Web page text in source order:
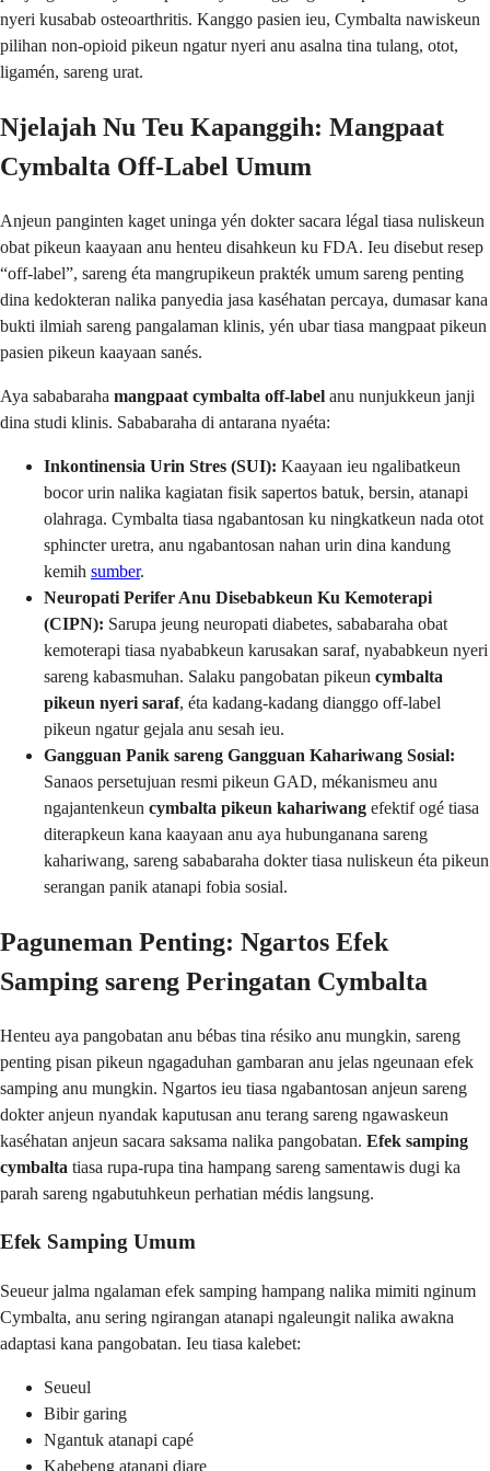
nyeri kusabab osteoarthritis. Kanggo pasien ieu, Cymbalta nawiskeun
pilihan non-opioid pikeun ngatur nyeri anu asalna tina tulang, otot,
ligamén, sareng urat.
Njelajah Nu Teu Kapanggih: Mangpaat
Cymbalta Off-Label Umum
Anjeun panginten kaget uninga yén dokter sacara légal tiasa nuliskeun
obat pikeun kaayaan anu henteu disahkeun ku FDA. Ieu disebut resep
“off-label”, sareng éta mangrupikeun prakték umum sareng penting
dina kedokteran nalika panyedia jasa kaséhatan percaya, dumasar kana
bukti ilmiah sareng pangalaman klinis, yén ubar tiasa mangpaat pikeun
pasien pikeun kaayaan sanés.
Aya sababaraha mangpaat cymbalta off-label anu nunjukkeun janji
dina studi klinis. Sababaraha di antarana nyaéta:
Inkontinensia Urin Stres (SUI): Kaayaan ieu ngalibatkeun
bocor urin nalika kagiatan fisik sapertos batuk, bersin, atanapi
olahraga. Cymbalta tiasa ngabantosan ku ningkatkeun nada otot
sphincter uretra, anu ngabantosan nahan urin dina kandung
kemih sumber.
Neuropati Perifer Anu Disebabkeun Ku Kemoterapi
(CIPN): Sarupa jeung neuropati diabetes, sababaraha obat
kemoterapi tiasa nyababkeun karusakan saraf, nyababkeun nyeri
sareng kabasmuhan. Salaku pangobatan pikeun cymbalta
pikeun nyeri saraf, éta kadang-kadang dianggo off-label
pikeun ngatur gejala anu sesah ieu.
Gangguan Panik sareng Gangguan Kahariwang Sosial:
Sanaos persetujuan resmi pikeun GAD, mékanismeu anu
ngajantenkeun cymbalta pikeun kahariwang efektif ogé tiasa
diterapkeun kana kaayaan anu aya hubunganana sareng
kahariwang, sareng sababaraha dokter tiasa nuliskeun éta pikeun
serangan panik atanapi fobia sosial.
Paguneman Penting: Ngartos Efek
Samping sareng Peringatan Cymbalta
Henteu aya pangobatan anu bébas tina résiko anu mungkin, sareng
penting pisan pikeun ngagaduhan gambaran anu jelas ngeunaan efek
samping anu mungkin. Ngartos ieu tiasa ngabantosan anjeun sareng
dokter anjeun nyandak kaputusan anu terang sareng ngawaskeun
kaséhatan anjeun sacara saksama nalika pangobatan. Efek samping
cymbalta tiasa rupa-rupa tina hampang sareng samentawis dugi ka
parah sareng ngabutuhkeun perhatian médis langsung.
Efek Samping Umum
Seueur jalma ngalaman efek samping hampang nalika mimiti nginum
Cymbalta, anu sering ngirangan atanapi ngaleungit nalika awakna
adaptasi kana pangobatan. Ieu tiasa kalebet:
Seueul
Bibir garing
Ngantuk atanapi capé
Kabebeng atanapi diare